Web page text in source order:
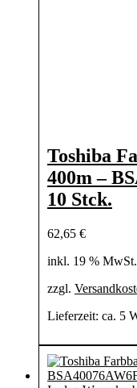
Toshiba
400m –
10 Stck.
62,65 €
inkl. 19 % MwSt.
zzgl.
Lieferzeit: ca. 5